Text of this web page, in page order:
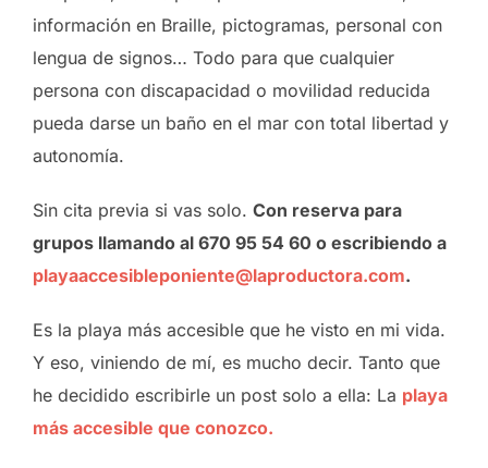
información en Braille, pictogramas, personal con
lengua de signos… Todo para que cualquier
persona con discapacidad o movilidad reducida
pueda darse un baño en el mar con total libertad y
autonomía.
Sin cita previa si vas solo. Con reserva para
grupos llamando al 670 95 54 60 o escribiendo a
playaaccesibleponiente@laproductora.com.
Es la playa más accesible que he visto en mi vida.
Y eso, viniendo de mí, es mucho decir. Tanto que
he decidido escribirle un post solo a ella: La playa
más accesible que conozco.